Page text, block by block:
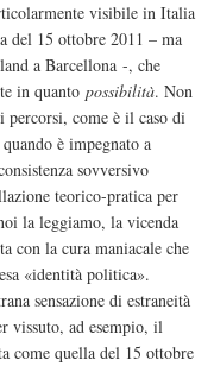
visibile in Italia
del 15 ottobre 2011 – ma
a Barcellona -, che
in quanto possibilità. Non
percorsi, come è il caso di
è impegnato a
sovversivo
teorico-pratica per
la leggiamo, la vicenda
con la cura maniacale che
«identità politica».
sensazione di estraneità
vissuto, ad esempio, il
come quella del 15 ottobre